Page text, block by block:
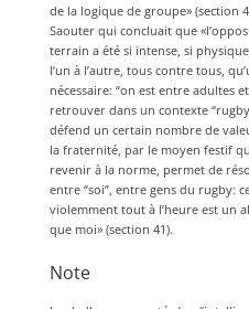
de la logique de groupe» (section
Saouter qui concluait que
terrain a été si intense, si
l’un à l’autre, tous contre tous,
nécessaire: “on est entre adultes
retrouver dans un contexte
défend un certain nombre de
la fraternité, par le moyen festif
revenir à la norme, permet de
entre “soi”, entre gens du rugby:
violemment tout à l’heure est un
que moi» (section 41).
Note